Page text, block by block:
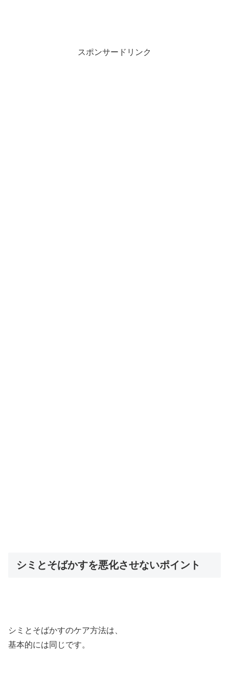
スポンサードリンク
シミとそばかすを悪化させないポイント
シミとそばかすのケア方法は、
基本的には同じです。